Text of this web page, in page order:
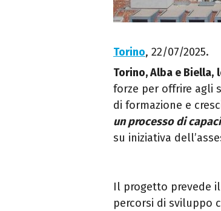
Torino, 22/07/2025.
Torino, Alba e Biella,
forze per offrire agli
di formazione e
un processo di
su iniziativa
Il progetto prevede
percorsi di sviluppo